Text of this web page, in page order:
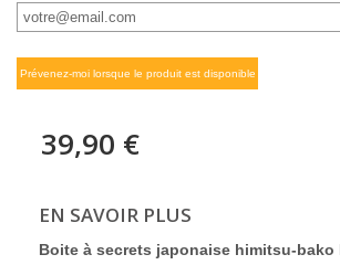
Prévenez-moi lorsque le produit est disponible
39,90 €
EN SAVOIR PLUS
Boite à secrets japonaise himitsu-bako